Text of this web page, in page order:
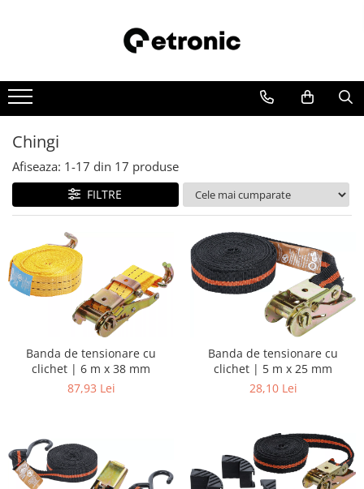
Chingi
Afiseaza: 1-17 din 17 produse
FILTRE
Banda de tensionare cu
clichet | 6 m x 38 mm
87,93 Lei
Banda de tensionare cu
clichet | 5 m x 25 mm
28,10 Lei